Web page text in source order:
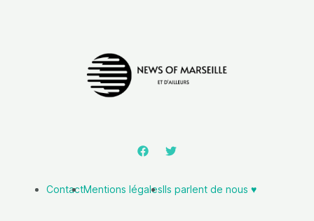
ContactMentions légalesIls parlent de nous ♥️